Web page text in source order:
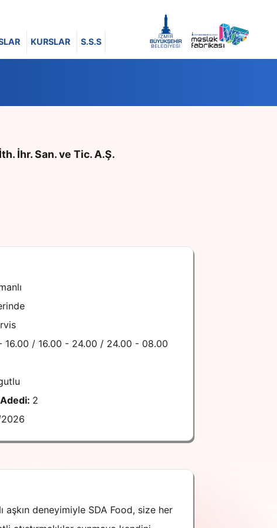
KURSLAR S.S.S
İhr. San. ve Tic. A.Ş.
16.00 / 16.00 - 24.00 / 24.00 - 08.00
2
aşkın deneyimiyle SDA Food, size her